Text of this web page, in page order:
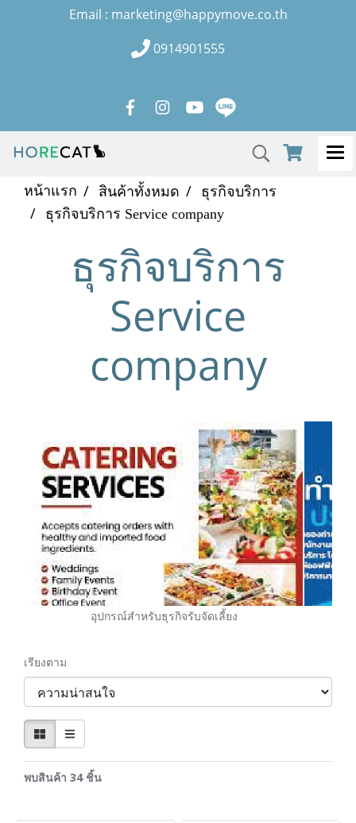
Email : marketing@happymove.co.th
0914901555
หน้าแรก สินค้าทั้งหมด
ธุรกิจบริการ
ธุรกิจบริการ Service company
ธุรกิจบริการ
Service
company
อุปกรณ์สำหรับธุรกิจรับจัดเลี้ยง
เรียงตาม
พบสินค้า 34 ชิ้น